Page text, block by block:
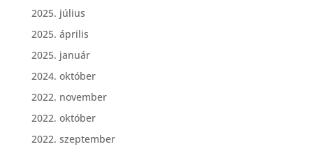
2025. július
2025. április
2025. január
2024. október
2022. november
2022. október
2022. szeptember